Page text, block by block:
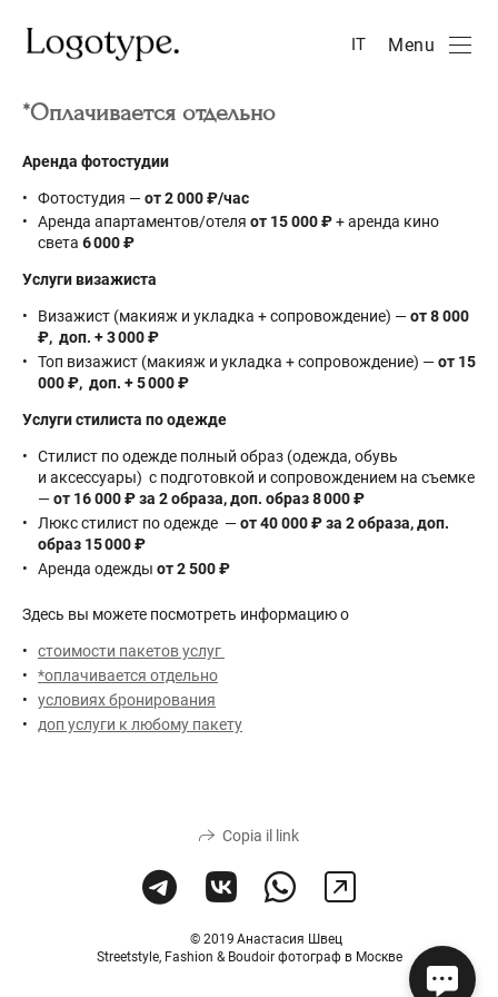
IT Menu
*Оплачивается отдельно
Аренда фотостудии
Фотостудия —от 2 000 ₽/час
Аренда апартаментов/отеля от 15 000 ₽+ аренда кино
света 6 000 ₽
Услуги визажиста
Визажист (макияж и укладка + сопровождение) —от 8 000
₽, доп. + 3 000₽
Топ визажист (макияж и укладка + сопровождение) —от 15
000 ₽, доп. + 5 000 ₽
Услуги стилиста по одежде
Стилист по одежде полный образ (одежда, обувь
и аксессуары) с подготовкой и сопровождением на съемке
—от 16 000 ₽ за 2 образа, доп. образ8 000 ₽
Люкс стилист по одежде —от 40 000 ₽ за 2 образа, доп.
образ 15 000 ₽
Аренда одежды от 2 500 ₽
Здесь вы можете посмотреть информацию о
стоимости пакетов услуг
*оплачивается отдельно
условиях бронирования
доп услуги к любому пакету
Copia il link
© 2019 Анастасия Швец
Streetstyle, Fashion & Boudoir фотограф в Москве